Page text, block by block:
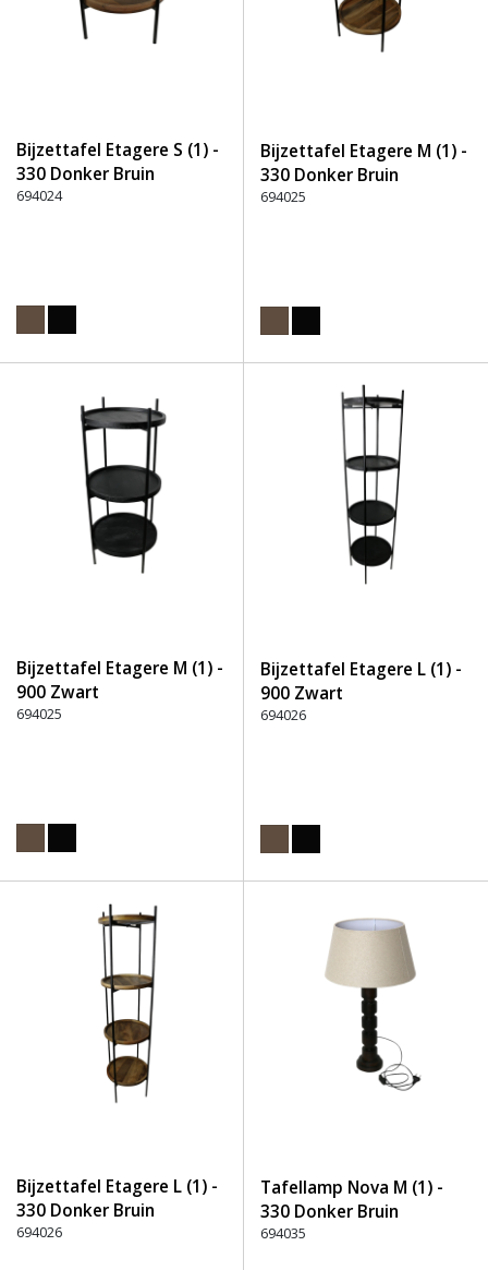
Bijzettafel Etagere S (1) -
330 Donker Bruin
694024
Bijzettafel Etagere M (1) -
330 Donker Bruin
694025
Bijzettafel Etagere M (1) -
900 Zwart
694025
Bijzettafel Etagere L (1) -
900 Zwart
694026
Bijzettafel Etagere L (1) -
330 Donker Bruin
694026
Tafellamp Nova M (1) -
330 Donker Bruin
694035